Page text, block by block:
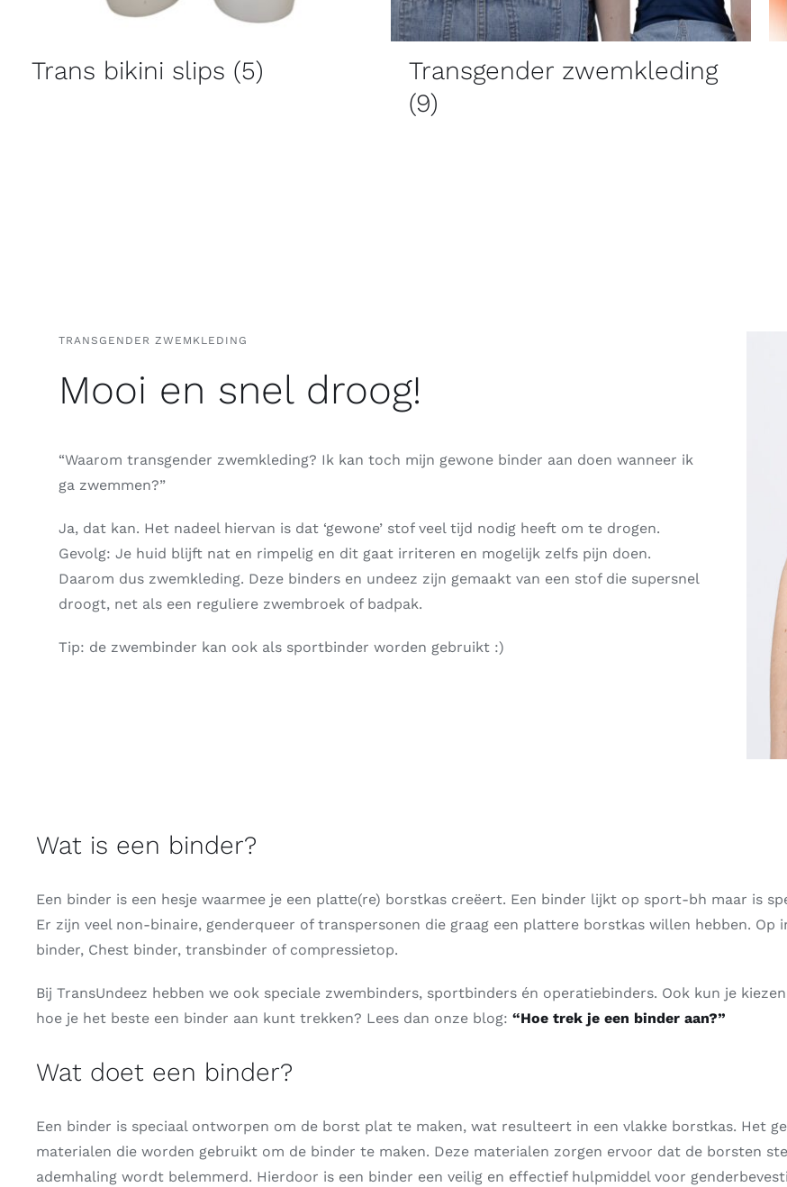
Trans bikini slips (5)
Transgender zwemkleding
(9)
TRANSGENDER ZWEMKLEDING
Mooi en snel droog!
“Waarom transgender zwemkleding? Ik kan toch mijn gewone binder aan doen wanneer ik
ga zwemmen?”
Ja, dat kan. Het nadeel hiervan is dat ‘gewone’ stof veel tijd nodig heeft om te drogen.
Gevolg: Je huid blijft nat en rimpelig en dit gaat irriteren en mogelijk zelfs pijn doen.
Daarom dus zwemkleding. Deze binders en undeez zijn gemaakt van een stof die supersnel
droogt, net als een reguliere zwembroek of badpak.
Tip: de zwembinder kan ook als sportbinder worden gebruikt :)
Wat is een binder?
Een binder is een hesje waarmee je een platte(re) borstkas creëert. Een binder lijkt op sport-bh maar is
Er zijn veel non-binaire, genderqueer of transpersonen die graag een plattere borstkas willen hebben. Op
binder, Chest binder, transbinder of compressietop.
Bij TransUndeez hebben we ook speciale zwembinders, sportbinders én operatiebinders. Ook kun je
hoe je het beste een binder aan kunt trekken? Lees dan onze blog: “Hoe trek je een binder aan?”
Wat doet een binder?
Een binder is speciaal ontworpen om de borst plat te maken, wat resulteert in een vlakke borstkas. Het
materialen die worden gebruikt om de binder te maken. Deze materialen zorgen ervoor dat de borsten
ademhaling wordt belemmerd. Hierdoor is een binder een veilig en effectief hulpmiddel voor